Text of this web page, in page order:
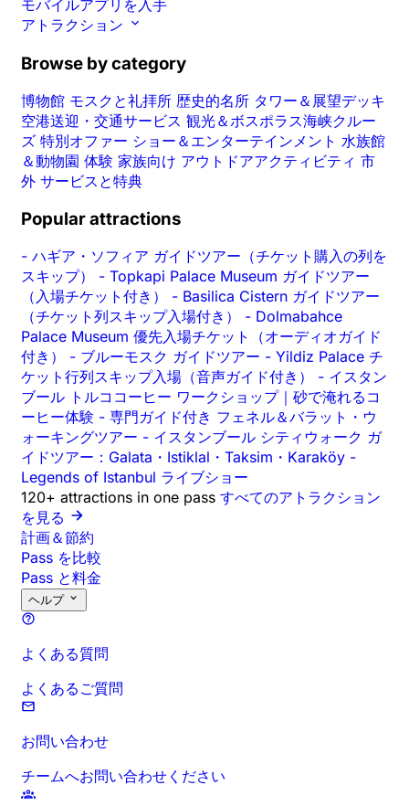
モバイルアプリを入手
アトラクション
Browse by category
博物館 モスクと礼拝所 歴史的名所 タワー＆展望デッキ
空港送迎・交通サービス 観光＆ボスポラス海峡クルー
ズ 特別オファー ショー＆エンターテインメント 水族館
＆動物園 体験 家族向け アウトドアアクティビティ 市
外 サービスと特典
Popular attractions
- ハギア・ソフィア ガイドツアー（チケット購入の列を
スキップ） - Topkapi Palace Museum ガイドツアー
（入場チケット付き） - Basilica Cistern ガイドツアー
（チケット列スキップ入場付き） - Dolmabahce
Palace Museum 優先入場チケット（オーディオガイド
付き） - ブルーモスク ガイドツアー - Yildiz Palace チ
ケット行列スキップ入場（音声ガイド付き） - イスタン
ブール トルココーヒー ワークショップ｜砂で淹れるコ
ーヒー体験 - 専門ガイド付き フェネル＆バラット・ウ
ォーキングツアー - イスタンブール シティウォーク ガ
イドツアー：Galata・Istiklal・Taksim・Karaköy -
Legends of Istanbul ライブショー
120+ attractions in one pass すべてのアトラクション
を見る
計画＆節約
Pass を比較
Pass と料金
ヘルプ
よくある質問
よくあるご質問
お問い合わせ
チームへお問い合わせください